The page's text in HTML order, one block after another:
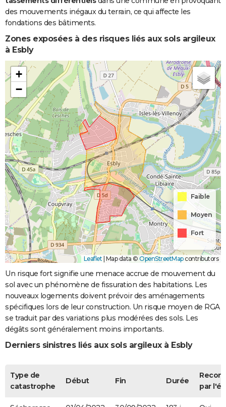
et/ou
Coulées de
Inondations
et/ou
Coulées de
Boue
Inondations
et/ou
Coulées de
Boue
12/06/2018 12/06/2018 1 j Oui
Inondations
et/ou
Coulées de
Boue
06/06/2018 06/06/2018 1 j Oui
Inondations
et/ou
Coulées de
Boue
15/01/2018 05/02/2018 22 j Oui
Inondations
et/ou
Coulées de
Boue
17/06/2016 17/06/2016 1 j Oui
Inondations
et/ou
28/05/2016 05/06/2016
Inondations
03/06/2005 03/06/2005 1 j Oui
des mouvements inégaux du terrain, ce qui affecte les
fondations des bâtiments.
Zones exposées à des risques liés aux sols argileux
à Esbly
+
−
Faible
Moyen
Fort
Leaflet Map data © OpenStreetMapcontributors
Un risque fort signifie une menace accrue de mouvement du
sol avec un phénomène de fissuration des habitations. Les
nouveaux logements doivent prévoir des aménagements
spécifiques lors de leur construction. Un risque moyen de RGA
se traduit par des variations plus modérées des sols. Les
dégâts sont généralement moins importants.
Derniers sinistres liés aux sols argileux à Esbly
Type de
catastrophe
Début Fin Durée
par